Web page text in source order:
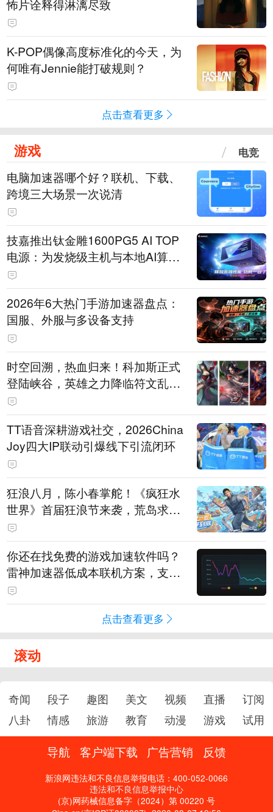
怖片诠释得淋漓尽致
K-POP偶像高度标准化的今天，为
何唯有Jennie能打破规则？
点击查看更多
游戏 电竞
电脑加速器哪个好？联机、下载、
跨境三大场景一次说清
技嘉推出钛金雕1600PG5 AI TOP
电源：为发烧级主机与本地AI算力
打造旗舰供电方案
2026年6大热门手游加速器盘点：
国服、外服与多设备支持
时空回溯，热血归来！科加斯正式
登陆峡谷，英雄之力降临符文乱
斗！
TT语音深耕游戏社交，2026China
Joy四大IP联动引爆线下引流闭环
狂浪八月，陈小春掌舵！《疯狂水
世界》首届狂浪节来袭，荒岛求生
直播即将开启
你还在找免费的游戏加速软件吗？
雷神加速器低成本联机方案，支持
免费试用
点击查看更多
滚动
奇闻 段子 趣图 美文 视频 直播
订阅
八卦
情感 旅游 教育 动漫 游戏 试用
导航 客户端下载 广告营销 反馈
新浪网违法和不良信息举报电话：400-052-0066
违法和不良信息举报中心
(京)网药械信息备字（2024）第 00220 号